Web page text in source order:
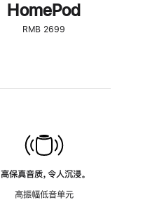
HomePod
RMB 2699
高保真音质，令人沉浸。
高振幅低音单元